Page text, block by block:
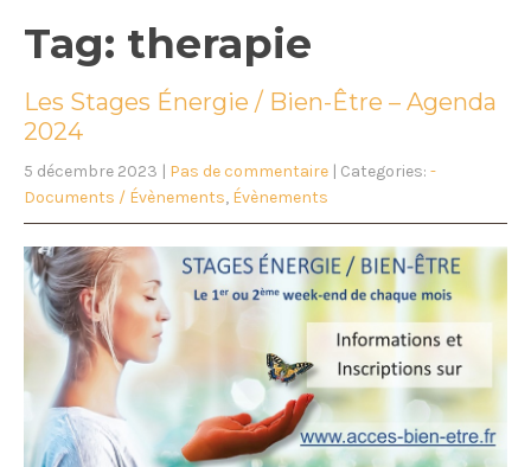
Tag: therapie
Les Stages Énergie / Bien-Être – Agenda
2024
5 décembre 2023 | Pas de commentaire | Categories: -
Documents / Évènements, Évènements